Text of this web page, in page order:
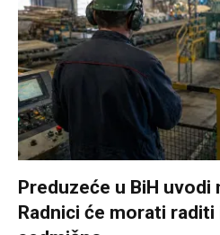
Preduzeće u BiH uvodi
Radnici će morati raditi